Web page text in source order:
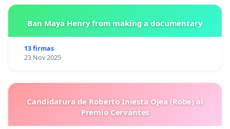
Ban Maya Henry from making a documentary
13 firmas
23 Nov 2025
Candidatura de Roberto Iniesta Ojea (Robe) al
Premio Cervantes